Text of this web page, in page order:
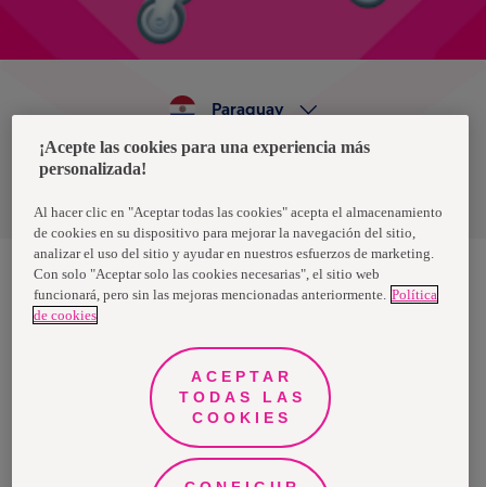
Política de privacidad de datos
Paraguay
Nosotras, una marca de Essity - una compañía global líder en
higiene y salud. Cada día, mil millones de personas, en todo el
propósito es romper barreras por el bienestar en beneficio de
consumidores, pacientes, cuidadores, clientes y la sociedad en
general. Vendemos en aproximadamente 150 países bajo las
principales marcas globales TENA y Tork, así como otras marcas
como Actimove, Cutimed, JOBST, Knix, Leukoplast, Libero, Libresse,
Lotus, Modibodi, Nosotras, Saba, Tempo, TOM Organic y Zewa. En
2024, Essity tuvo ventas de aproximadamente 13 mil millones de
euros y empleó a 36,000 personas. La sede de la compañía está
ubicada en Estocolmo, Suecia, y Essity cotiza en Nasdaq Estocolmo.
¡Acepte las cookies para una experiencia más
personalizada!
Al hacer clic en "Aceptar todas las cookies" acepta el almacenamiento
de cookies en su dispositivo para mejorar la navegación del sitio,
analizar el uso del sitio y ayudar en nuestros esfuerzos de marketing.
Con solo "Aceptar solo las cookies necesarias", el sitio web
funcionará, pero sin las mejoras mencionadas anteriormente. Política
de cookies
ACEPTAR
TODAS LAS
COOKIES